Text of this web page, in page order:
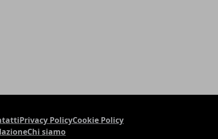
Privacy PolicyCookie Policy
Chi siamo